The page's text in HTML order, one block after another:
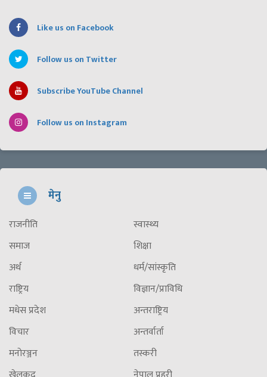
Like us on Facebook
Follow us on Twitter
Subscribe YouTube Channel
Follow us on Instagram
मेनु
राजनीति
समाज
अर्थ
राष्ट्रिय
मधेस प्रदेश
विचार
मनोरञ्जन
स्वास्थ्य
शिक्षा
धर्म/सांस्कृति
विज्ञान/प्राविधि
अन्तराष्ट्रिय
अन्तर्वार्ता
तस्करी